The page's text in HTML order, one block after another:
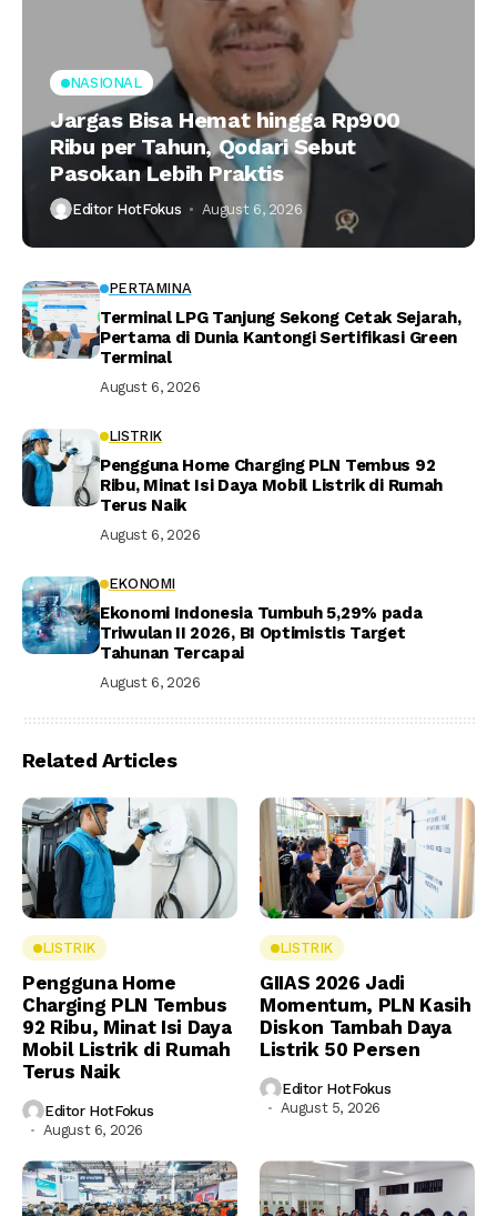
NASIONAL
Jargas Bisa Hemat hingga Rp900
Ribu per Tahun, Qodari Sebut
Pasokan Lebih Praktis
Editor HotFokus August 6, 2026
PERTAMINA
Terminal LPG Tanjung Sekong Cetak Sejarah,
Pertama di Dunia Kantongi Sertifikasi Green
Terminal
August 6, 2026
LISTRIK
Pengguna Home Charging PLN Tembus 92
Ribu, Minat Isi Daya Mobil Listrik di Rumah
Terus Naik
August 6, 2026
EKONOMI
Ekonomi Indonesia Tumbuh 5,29% pada
Triwulan II 2026, BI Optimistis Target
Tahunan Tercapai
August 6, 2026
Related Articles
LISTRIK
Pengguna Home
Charging PLN Tembus
92 Ribu, Minat Isi Daya
Mobil Listrik di Rumah
Terus Naik
Editor HotFokus
August 6, 2026
LISTRIK
GIIAS 2026 Jadi
Momentum, PLN Kasih
Diskon Tambah Daya
Listrik 50 Persen
Editor HotFokus
August 5, 2026